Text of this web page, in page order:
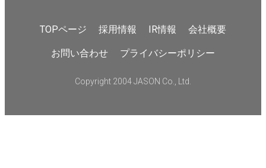
TOPページ 採用情報 IR情報 会社概要
お問い合わせ プライバシーポリシー
Copyright 2004 JASON Co., Ltd.